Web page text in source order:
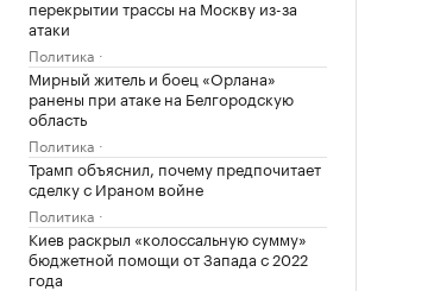
перекрытии трассы на Москву из-за
атаки
Политика
Мирный житель и боец «Орлана»
ранены при атаке на Белгородскую
область
Политика
Трамп объяснил, почему предпочитает
сделку с Ираном войне
Политика
Киев раскрыл «колоссальную сумму»
бюджетной помощи от Запада с 2022
года